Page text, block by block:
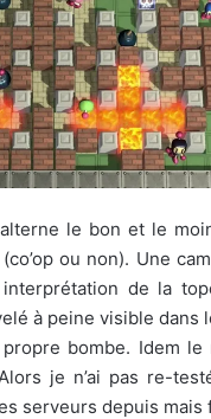
le bon et le
ou non). Une
interprétation de la
à peine visible dans
bombe. Idem
je n’ai pas re-
serveurs depuis mais